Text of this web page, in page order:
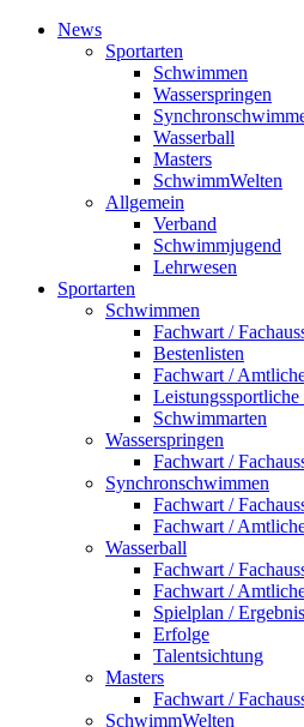
News
Sportarten
Schwimmen
Wasserspringen
Wasserball
Masters
SchwimmWelten
Allgemein
Verband
Schwimmjugend
Lehrwesen
Sportarten
Schwimmen
Fachwart /
Bestenlisten
Fachwart /
Schwimmarten
Wasserspringen
Fachwart /
Synchronschwimmen
Fachwart /
Fachwart /
Wasserball
Fachwart /
Fachwart /
Spielplan /
Erfolge
Talentsichtung
Masters
Fachwart /
SchwimmWelten